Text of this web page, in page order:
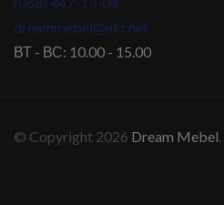
dreammebel@ukr.net
ВТ - ВС: 10.00 - 15.00
© Copyright 2026 Dream Mebel